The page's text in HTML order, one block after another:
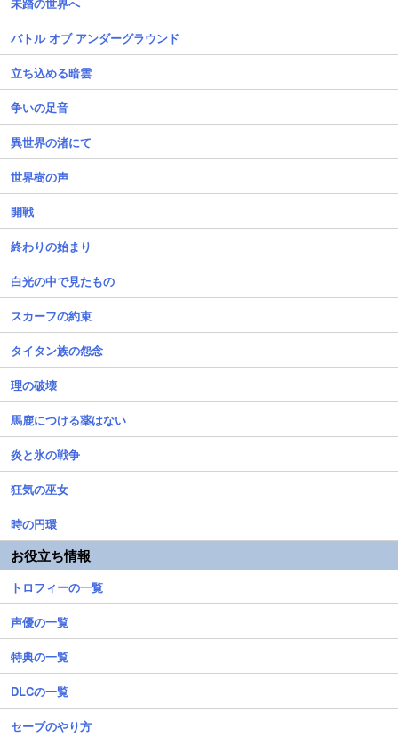
バトル オブ アンダーグラウンド
立ち込める暗雲
争いの足音
異世界の渚にて
世界樹の声
開戦
終わりの始まり
白光の中で見たもの
スカーフの約束
タイタン族の怨念
理の破壊
馬鹿につける薬はない
炎と氷の戦争
狂気の巫女
時の円環
お役立ち情報
トロフィーの一覧
声優の一覧
特典の一覧
DLCの一覧
セーブのやり方